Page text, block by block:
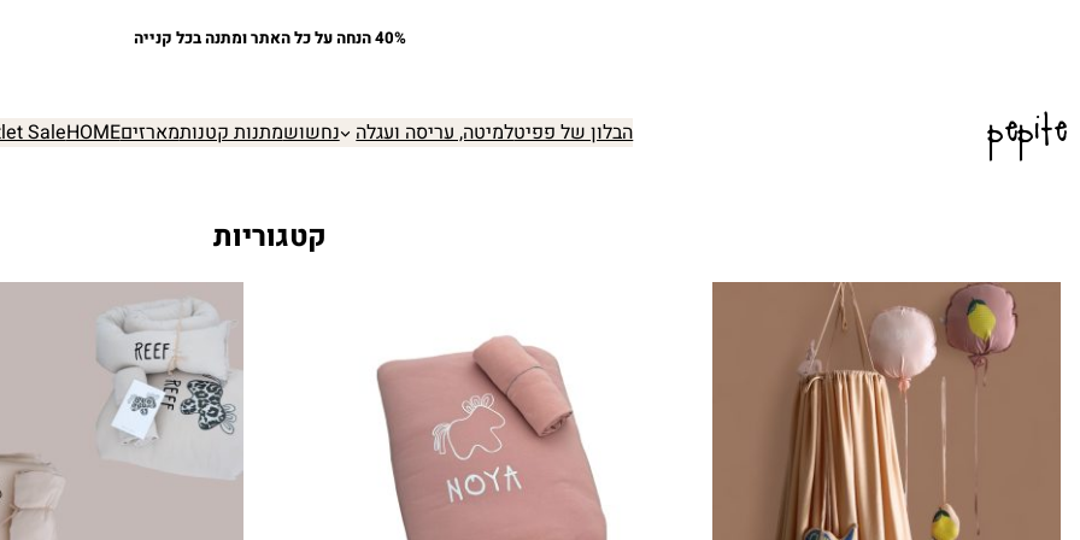
40% הנחה על כל האתר ומתנה בכל קנייה
pepite הבלון של פפיטלמיטה, עריסה ועגלה נחשושמתנות קטנותמארזיםHOME
Sale
קטגוריות